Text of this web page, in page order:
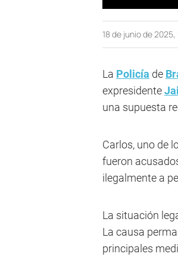
18 de junio de 2025,
La Policía de
expresidente
una supuesta
Carlos, uno de
fueron
ilegalmente a
La situación
La causa
principales